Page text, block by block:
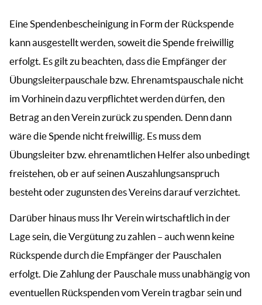
Eine Spendenbescheinigung in Form der Rückspende
kann ausgestellt werden, soweit die Spende freiwillig
erfolgt. Es gilt zu beachten, dass die Empfänger der
Übungsleiterpauschale bzw. Ehrenamtspauschale nicht
im Vorhinein dazu verpflichtet werden dürfen, den
Betrag an den Verein zurück zu spenden. Denn dann
wäre die Spende nicht freiwillig. Es muss dem
Übungsleiter bzw. ehrenamtlichen Helfer also unbedingt
freistehen, ob er auf seinen Auszahlungsanspruch
besteht oder zugunsten des Vereins darauf verzichtet.
Darüber hinaus muss Ihr Verein wirtschaftlich in der
Lage sein, die Vergütung zu zahlen – auch wenn keine
Rückspende durch die Empfänger der Pauschalen
erfolgt. Die Zahlung der Pauschale muss unabhängig von
eventuellen Rückspenden vom Verein tragbar sein und